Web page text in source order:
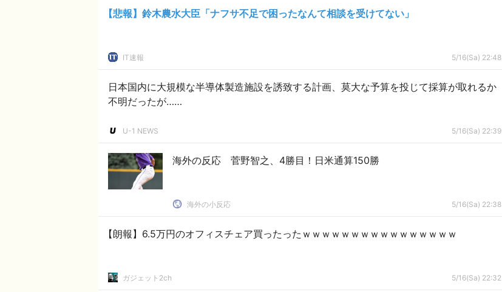
【悲報】鈴木農水大臣「ナフサ不足で困ったなんて相談を受けてない」
IT速報 5/16(Sa) 22:48
日本国内に大規模な半導体製造施設を誘致する計画、莫大な予算を投じて採算が取れるか
不明だったが……
U-1 NEWS 5/16(Sa) 22:39
海外の反応 菅野智之、4勝目！日米通算150勝
海外の小反応 5/16(Sa) 22:38
【朗報】6.5万円のオフィスチェア買ったったｗｗｗｗｗｗｗｗｗｗｗｗｗｗｗｗ
ガジェット2ch 5/16(Sa) 22:32